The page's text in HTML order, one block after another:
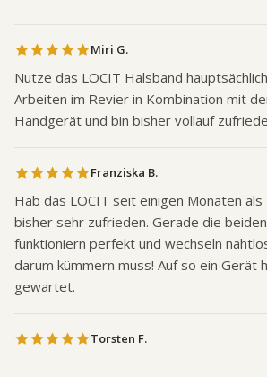
Miri G.
Nutze das LOCIT Halsband
Arbeiten im Revier in Kombination mit
Handgerät und bin bisher vollauf
Franziska B.
Hab das LOCIT seit einigen Monaten
bisher sehr zufrieden. Gerade die
funktioniern perfekt und wechseln
darum kümmern muss! Auf so ein Gerät
gewartet.
Torsten F.